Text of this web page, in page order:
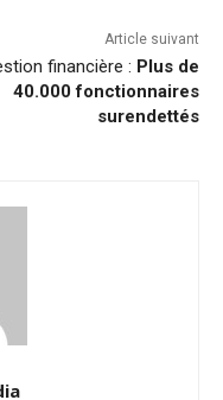
Article suivant
financière : Plus de
40.000 fonctionnaires
surendettés